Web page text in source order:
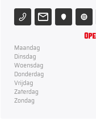
Maandag
Dinsdag
Woensdag
Donderdag
Vrijdag
Zaterdag
Zondag